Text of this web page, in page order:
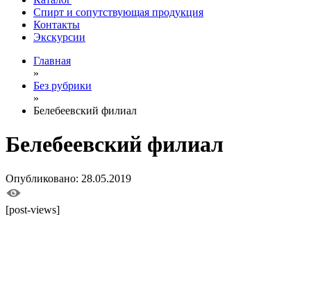
Спирт и сопутствующая продукция
Контакты
Экскурсии
Главная
»
Без рубрики
»
Белебеевский филиал
Белебеевский филиал
Опубликовано: 28.05.2019
[post-views]